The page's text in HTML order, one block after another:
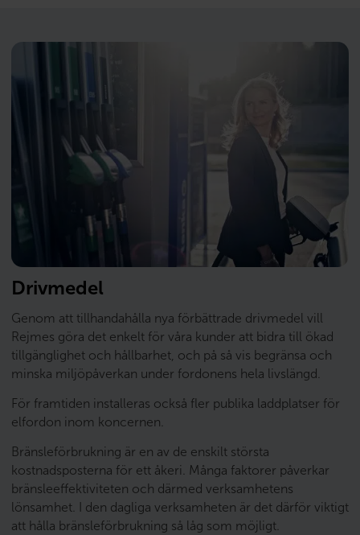
Drivmedel
Genom att tillhandahålla nya förbättrade drivmedel vill
Rejmes göra det enkelt för våra kunder att bidra till ökad
tillgänglighet och hållbarhet, och på så vis begränsa och
minska miljöpåverkan under fordonens hela livslängd.
För framtiden installeras också fler publika laddplatser för
elfordon inom koncernen.
Bränsleförbrukning är en av de enskilt största
kostnadsposterna för ett åkeri. Många faktorer påverkar
bränsleeffektiviteten och därmed verksamhetens
lönsamhet. I den dagliga verksamheten är det därför viktigt
att hålla bränsleförbrukning så låg som möjligt.